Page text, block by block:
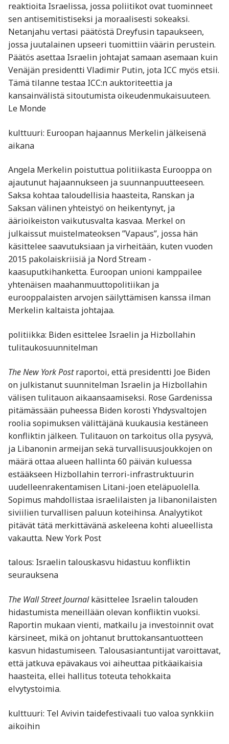
reaktioita Israelissa, jossa poliitikot ovat tuominneet
sen antisemitistiseksi ja moraalisesti sokeaksi.
Netanjahu vertasi päätöstä Dreyfusin tapaukseen,
jossa juutalainen upseeri tuomittiin väärin perustein.
Päätös asettaa Israelin johtajat samaan asemaan kuin
Venäjän presidentti Vladimir Putin, jota ICC myös etsii.
Tämä tilanne testaa ICC:n auktoriteettia ja
kansainvälistä sitoutumista oikeudenmukaisuuteen.
Le Monde
kulttuuri: Euroopan hajaannus Merkelin jälkeisenä
aikana
Angela Merkelin poistuttua politiikasta Eurooppa on
ajautunut hajaannukseen ja suunnanpuutteeseen.
Saksa kohtaa taloudellisia haasteita, Ranskan ja
Saksan välinen yhteistyö on heikentynyt, ja
äärioikeiston vaikutusvalta kasvaa. Merkel on
julkaissut muistelmateoksen ”Vapaus”, jossa hän
käsittelee saavutuksiaan ja virheitään, kuten vuoden
2015 pakolaiskriisiä ja Nord Stream -
kaasuputkihanketta. Euroopan unioni kamppailee
yhtenäisen maahanmuuttopolitiikan ja
eurooppalaisten arvojen säilyttämisen kanssa ilman
Merkelin kaltaista johtajaa.
politiikka: Biden esittelee Israelin ja Hizbollahin
tulitaukosuunnitelman
The New York Postraportoi, että presidentti Joe Biden
on julkistanut suunnitelman Israelin ja Hizbollahin
välisen tulitauon aikaansaamiseksi. Rose Gardenissa
pitämässään puheessa Biden korosti Yhdysvaltojen
roolia sopimuksen välittäjänä kuukausia kestäneen
konfliktin jälkeen. Tulitauon on tarkoitus olla pysyvä,
ja Libanonin armeijan sekä turvallisuusjoukkojen on
määrä ottaa alueen hallinta 60 päivän kuluessa
estääkseen Hizbollahin terrori-infrastruktuurin
uudelleenrakentamisen Litani-joen eteläpuolella.
Sopimus mahdollistaa israelilaisten ja libanonilaisten
siviilien turvallisen paluun koteihinsa. Analyytikot
pitävät tätä merkittävänä askeleena kohti alueellista
vakautta. New York Post
talous: Israelin talouskasvu hidastuu konfliktin
seurauksena
The Wall Street Journalkäsittelee Israelin talouden
hidastumista meneillään olevan konfliktin vuoksi.
Raportin mukaan vienti, matkailu ja investoinnit ovat
kärsineet, mikä on johtanut bruttokansantuotteen
kasvun hidastumiseen. Talousasiantuntijat varoittavat,
että jatkuva epävakaus voi aiheuttaa pitkäaikaisia
haasteita, ellei hallitus toteuta tehokkaita
elvytystoimia.
kulttuuri: Tel Avivin taidefestivaali tuo valoa synkkiin
aikoihin